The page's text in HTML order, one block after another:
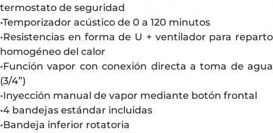
termostato de seguridad
•Temporizador acústico de 0 a 120 minutos
•Resistencias en forma de U + ventilador para reparto
homogéneo del calor
•Función vapor con conexión directa a toma de agua
(3/4”)
•Inyección manual de vapor mediante botón frontal
•4 bandejas estándar incluidas
•Bandeja inferior rotatoria